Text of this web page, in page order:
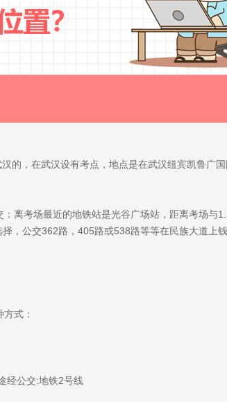
，在武汉设有考点，地点是在武汉纽宾凯鲁广
考场最近的地铁站是光谷广场站，距离考场与
，公交362路，405路或538路等等在民族大道上
式：
公交:地铁2号线